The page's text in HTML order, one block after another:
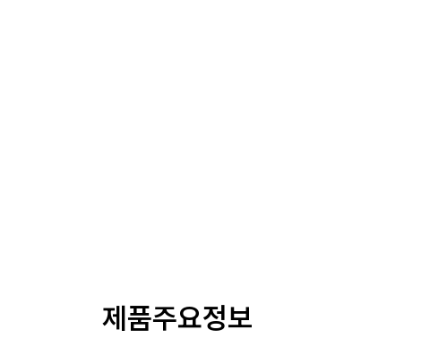
제품주요정보